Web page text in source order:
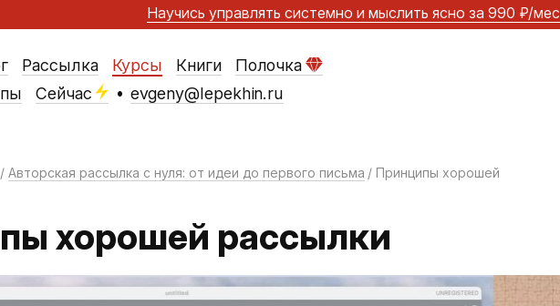
Научись управлять системно и мыслить ясно за 990 ₽/мес
Рассылка Курсы Книги
Полочка
Сейчас • evgeny@lepekhin.ru
Авторская рассылка с нуля: от идеи до первого письма
Принципы хорошей
хорошей рассылки